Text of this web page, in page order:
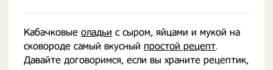
Кабачковые оладьи с сыром, яйцами и мукой на
сковороде самый вкусный простой рецепт.
Давайте договоримся, если вы храните рецептик,